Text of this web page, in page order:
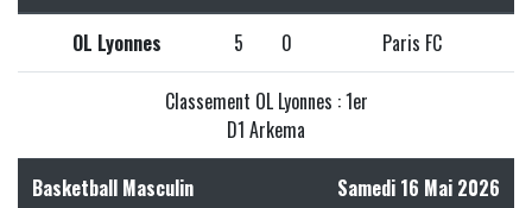
OL Lyonnes 5 0 Paris FC
Classement OL Lyonnes : 1er
D1 Arkema
Basketball Masculin Samedi 16 Mai 2026